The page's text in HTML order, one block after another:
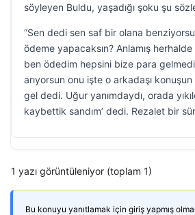
söyleyen Buldu, yaşadığı şoku şu
“Sen dedi sen saf bir olana
ödeme yapacaksın? Anlamış
ben ödedim hepsini bize para
arıyorsun onu işte o arkadaşı
gel dedi. Uğur yanımdaydı, orada
kaybettik sandım’ dedi. Rezalet bir
1 yazı görüntüleniyor (toplam 1)
Bu konuyu yanıtlamak için giriş yapmış